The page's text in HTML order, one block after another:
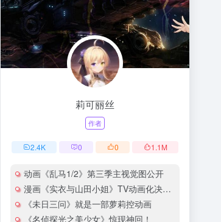
莉可丽丝
作者
2.4K 0 0 1.1M
动画《乱马1/2》第三季主视觉图公开
漫画《实衣与山田小姐》TV动画化决定！
《未日三问》就是一部萝莉控动画
《名侦探光之美少女》惊现神回！